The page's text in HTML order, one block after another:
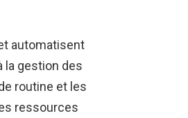
automatisent
la gestion des
routine et les
ressources